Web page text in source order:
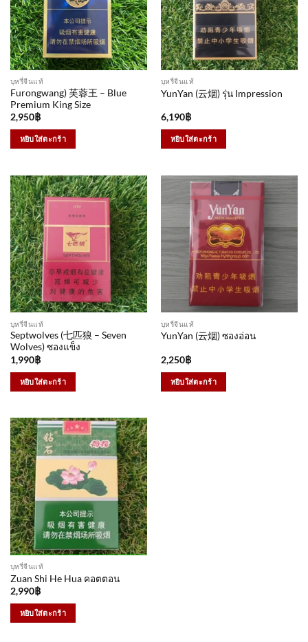
บุหรี่จีนแท้
Furongwang) 芙蓉王 – Blue
Premium King Size
2,950฿
หยิบใส่ตะกร้า
บุหรี่จีนแท้
YunYan (云烟) รุ่น Impression
6,190฿
หยิบใส่ตะกร้า
บุหรี่จีนแท้
Septwolves (七匹狼 – Seven
Wolves) ซองแข็ง
1,990฿
หยิบใส่ตะกร้า
บุหรี่จีนแท้
YunYan (云烟) ซองอ่อน
2,250฿
หยิบใส่ตะกร้า
บุหรี่จีนแท้
Zuan Shi He Hua คอตตอน
2,990฿
หยิบใส่ตะกร้า